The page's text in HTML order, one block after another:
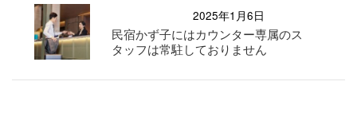
2025年1月6日
民宿かず子にはカウンター専属のス
タッフは常駐しておりません